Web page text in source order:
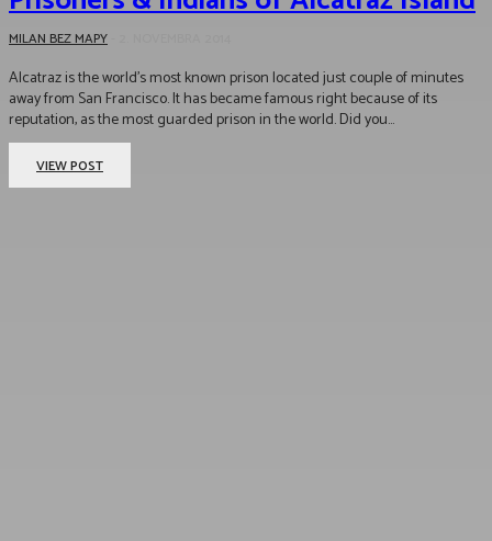
MILAN BEZ MAPY
Alcatraz is the world's most known prison located just couple of minutes
away from San Francisco. It has became famous right because of its
reputation, as the most guarded prison in the world. Did you...
VIEW POST